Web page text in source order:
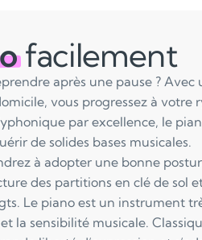
facilement
après une pause ? Avec
vous progressez à votre
par excellence, le
de solides bases musicales.
à adopter une bonne
des partitions en clé de sol
Le piano est un instrument
la sensibilité musicale.